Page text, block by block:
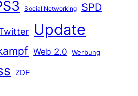
Social Networking
SPD
Update
Web 2.0 Werbung
ZDF